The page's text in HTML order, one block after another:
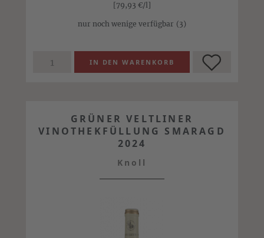
[79,93 €/l]
nur noch wenige verfügbar (3)
GRÜNER VELTLINER
VINOTHEKFÜLLUNG SMARAGD
2024
Knoll